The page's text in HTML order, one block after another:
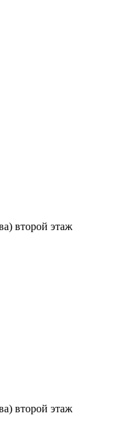
второй этаж
второй этаж